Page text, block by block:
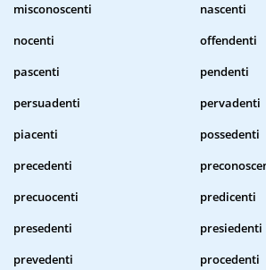
misconoscenti
nascenti
nocenti
offendenti
pascenti
pendenti
persuadenti
pervadenti
piacenti
possedenti
precedenti
precuocenti
predicenti
presedenti
presiedenti
prevedenti
procedenti